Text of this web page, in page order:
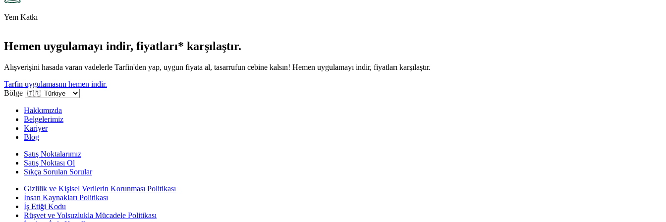
Yem Katkı
Hemen uygulamayı indir, fiyatları* karşılaştır.
Alışverişini hasada varan vadelerle Tarfin'den yap, uygun fiyata al, tasarrufun cebine kalsın! Hemen uygulamayı indir, fiyatları karşılaştır.
Tarfin uygulamasını hemen indir.
Bölge
Hakkımızda
Belgelerimiz
Kariyer
Blog
Satış Noktalarımız
Satış Noktası Ol
Sıkça Sorulan Sorular
Gizlilik ve Kişisel Verilerin Korunması Politikası
İnsan Kaynakları Politikası
İş Etiği Kodu
Rüşvet ve Yolsuzlukla Mücadele Politikası